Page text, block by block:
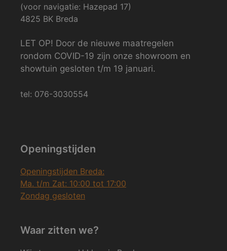
(voor navigatie: Hazepad 17)
4825 BK Breda
LET OP! Door de nieuwe maatregelen
rondom COVID-19 zijn onze showroom en
showtuin gesloten t/m 19 januari.
tel: 076-3030554
Openingstijden
Openingstijden Breda:
Ma. t/m Zat: 10:00 tot 17:00
Zondag gesloten
Waar zitten we?